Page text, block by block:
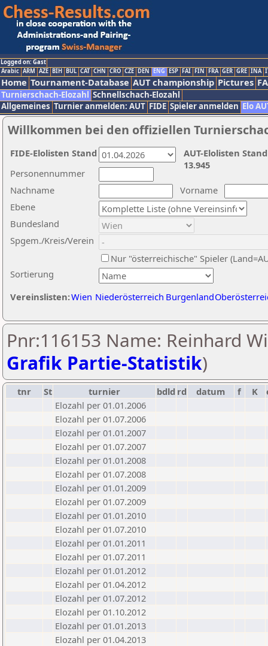
Logged on: Gast
Arabic ARM AZE BIH BUL CAT CHN CRO CZE DEN ENG ESP FAI FIN FRA GER GRE INA
Home Tournament-Database AUT championship Pictures
Turnierschach-Elozahl Schnellschach-Elozahl
Allgemeines Turnier anmelden: AUT FIDE Spieler anmelden Elo
Willkommen bei den offiziellen
Nachname
Vorname
Ebene
Sortierung
Personennummer
Bundesland
Spgem./Kreis/Verein
Nur "österreichische" Spieler
Vereinslisten:Wien Niederösterreich Burgenland
AUT-Elolisten
13.945
FIDE-Elolisten Stand
Pnr:116153 Name: Reinhard
Grafik Partie-Statistik)
tnr St turnier bdld rd datum f K
Elozahl per 01.01.2006
Elozahl per 01.07.2006
Elozahl per 01.01.2007
Elozahl per 01.07.2007
Elozahl per 01.01.2008
Elozahl per 01.07.2008
Elozahl per 01.01.2009
Elozahl per 01.07.2009
Elozahl per 01.01.2010
Elozahl per 01.07.2010
Elozahl per 01.01.2011
Elozahl per 01.07.2011
Elozahl per 01.01.2012
Elozahl per 01.04.2012
Elozahl per 01.07.2012
Elozahl per 01.10.2012
Elozahl per 01.01.2013
Elozahl per 01.04.2013